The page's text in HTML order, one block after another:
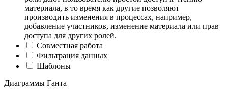
материала, в то время как другие позволяют
производить изменения в процессах, например,
добавление участников, изменение материала или прав
доступа для других ролей.
Совместная работа
Фильтрация данных
Шаблоны
Диаграммы Ганта